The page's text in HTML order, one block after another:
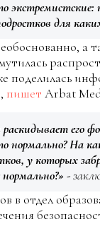
экстремистские:
для
а
поделилась
пишет Arbat
его
нормально? На
у которых
-
в отдел